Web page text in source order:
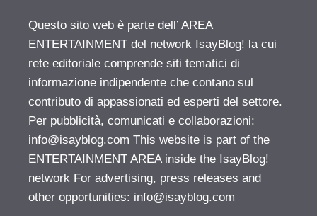
Questo sito web è parte dell’ AREA
ENTERTAINMENT del network IsayBlog! la cui
rete editoriale comprende siti tematici di
informazione indipendente che contano sul
contributo di appassionati ed esperti del settore.
Per pubblicità, comunicati e collaborazioni:
info@isayblog.com This website is part of the
ENTERTAINMENT AREA inside the IsayBlog!
network For advertising, press releases and
other opportunities: info@isayblog.com